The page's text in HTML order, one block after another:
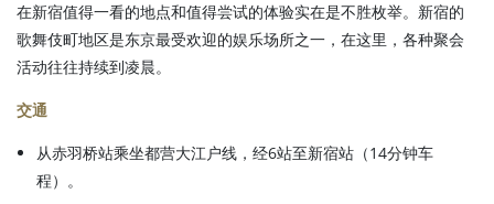
在新宿值得一看的地点和值得尝试的体验实在是不胜枚举。新宿的
歌舞伎町地区是东京最受欢迎的娱乐场所之一，在这里，各种聚会
活动往往持续到凌晨。
交通
从赤羽桥站乘坐都营大江户线，经6站至新宿站（14分钟车
程）。